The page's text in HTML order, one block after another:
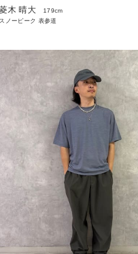
木 晴大
179cm
スノーピーク 表参道